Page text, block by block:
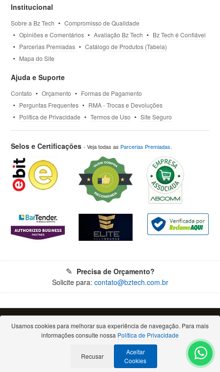
Institucional
Sobre a Bz Tech
Compromisso de Qualidade
Opiniões e Comentários
Avaliação Bz Tech
Bz Tech é Confiável
Parcerias Premiadas
Catálogo de Produtos (Tabela)
Mapa do Site
Ajuda e Suporte
Contato Orçamento
Formas de Pagamento
Perguntas Frequentes
RMA - Trocas e Devoluções
Política de Privacidade
Termos de Uso Site Seguro
Selos e Certificações- Veja todas as Parcerias Premiadas.
Precisa de Orçamento?
Solicite para: contato@bztech.com.br
© 2026 - Todos os direitos reservados. Proibida a reprodução total ou parcial.
Bz Tech Automação Comercial Ltda - CNPJ: 11.460.004/0001-79
Rua Padre Anchieta, 2050 - Bigorrilho - 80730-000 - Curitiba/PR
(Escritório comercial, atendimento apenas por e-mail ou telefone)
Usamos cookies para melhorar sua experiência de navegação. Para mais
informações consulte nossa Política de Privacidade
Recusar
Aceitar
Cookies